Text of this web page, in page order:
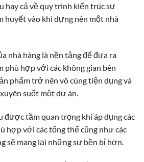
hay cả về quy trình kiến trúc sư
huyết vào khi dựng nên một nhà
nhà hàng là nền tảng để đưa ra
phù hợp với các không gian bên
phẩm trở nên vô cùng tiện dụng và
suốt một dự án.
được tầm quan trọng khi áp dụng các
hợp với các tổng thể cũng như các
sẽ mang lại những sự bền bỉ hơn.